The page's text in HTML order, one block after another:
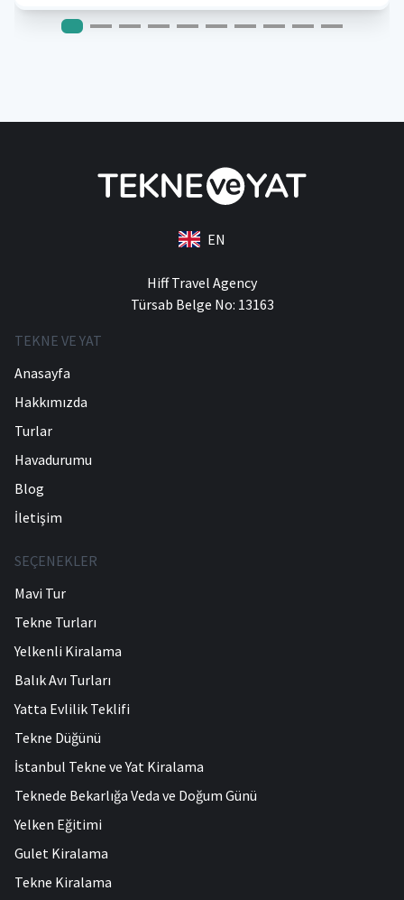
EN
Hiff Travel Agency
Türsab Belge No: 13163
TEKNE VE YAT
Anasayfa
Hakkımızda
Turlar
Havadurumu
Blog
İletişim
SEÇENEKLER
Mavi Tur
Tekne Turları
Yelkenli Kiralama
Balık Avı Turları
Yatta Evlilik Teklifi
Tekne Düğünü
İstanbul Tekne ve Yat Kiralama
Teknede Bekarlığa Veda ve Doğum Günü
Yelken Eğitimi
Gulet Kiralama
Tekne Kiralama